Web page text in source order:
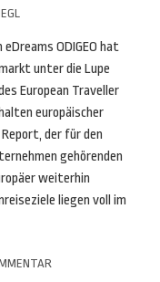
ODIGEO hat
unter die Lupe
European Traveller
europäischer
der für den
gehörenden
weiterhin
liegen voll im